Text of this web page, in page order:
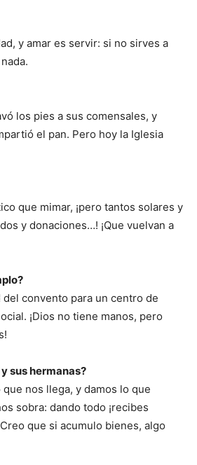
y amar es servir: si no sirves a
los pies a sus comensales, y
el pan. Pero hoy la Iglesia
que mimar, ¡pero tantos solares y
y donaciones…! ¡Que vuelvan a
del convento para un centro de
¡Dios no tiene manos, pero
sus hermanas?
nos llega, y damos lo que
sobra: dando todo ¡recibes
que si acumulo bienes, algo